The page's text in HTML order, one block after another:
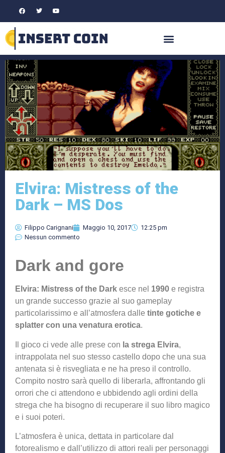
Elvira: Mistress of the
Dark – MS Dos
Filippo Carignani Maggio 10, 2017
12:25 pm
Nessun commento
Dark and gore
Elvira: Mistress of the Dark esce nel 1990 e registra
un grande successo grazie al suo gameplay
particolarissimo e all’atmosfera dalle tinte gotiche e
splatter con una venatura erotica.
Il gioco ci vede alle prese con la strega Elvira,
intrappolata nel suo stesso castello dopo che una sua
antenata si è risvegliata e ne ha preso il controllo.
Compito nostro sarà quello di liberarla, affrontando gli
orrori che ci attendono e ubbidendo agli ordini della
strega che ha bisogno di recuperare il suo libro magico
e i suoi poteri.
L’atmosfera è unica, dettata in particolare dal
fotorealismo e dall’utilizzo di attori reali per personaggi